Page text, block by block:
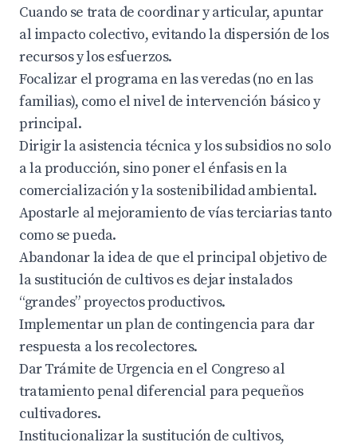
Cuando se trata de coordinar y articular, apuntar
al impacto colectivo, evitando la dispersión de los
recursos y los esfuerzos.
Focalizar el programa en las veredas (no en las
familias), como el nivel de intervención básico y
principal.
Dirigir la asistencia técnica y los subsidios no solo
a la producción, sino poner el énfasis en la
comercialización y la sostenibilidad ambiental.
Apostarle al mejoramiento de vías terciarias tanto
como se pueda.
Abandonar la idea de que el principal objetivo de
la sustitución de cultivos es dejar instalados
“grandes” proyectos productivos.
Implementar un plan de contingencia para dar
respuesta a los recolectores.
Dar Trámite de Urgencia en el Congreso al
tratamiento penal diferencial para pequeños
cultivadores.
Institucionalizar la sustitución de cultivos,